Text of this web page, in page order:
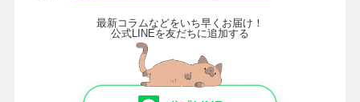
最新コラムなどをいち早くお届け！
公式LINEを友だちに追加する